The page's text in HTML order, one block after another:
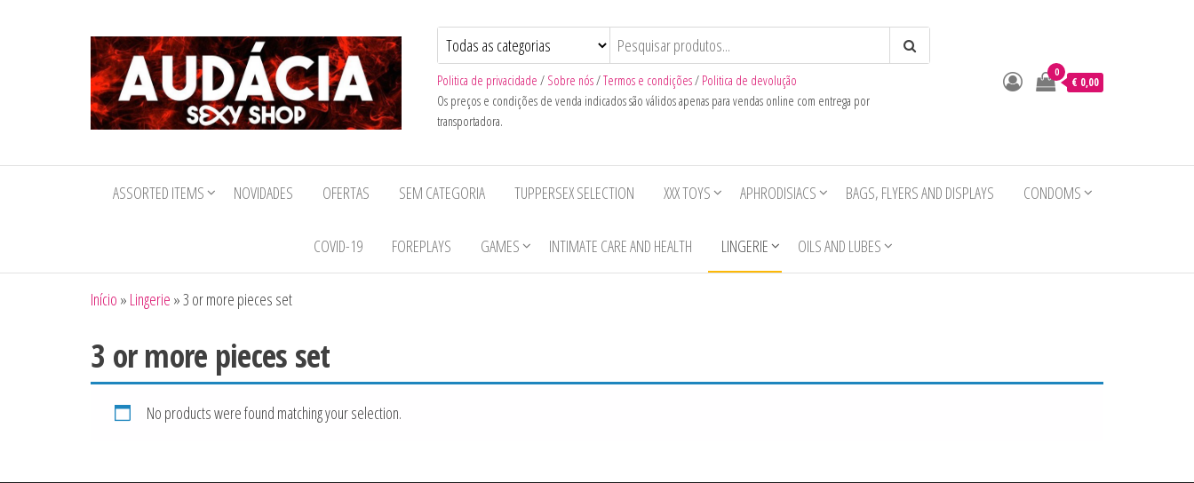
Sexy
Shop
Politica de privacidade / Sobre nós/Termos e condições/ Politica de devolução
Os preços e condições de venda indicados são válidos apenas para vendas online com entrega por
transportadora.
0
€ 0,00
ASSORTED ITEMS NOVIDADES OFERTAS SEM CATEGORIA TUPPERSEX SELECTION XXX TOYS APHRODISIACS BAGS, FLYERS AND DISPLAYS CONDOMS
COVID-19 FOREPLAYS GAMES INTIMATE CARE AND HEALTH LINGERIE OILS AND LUBES
Início » Lingerie »3 or more pieces set
3 or more pieces set
No products were found matching your selection.